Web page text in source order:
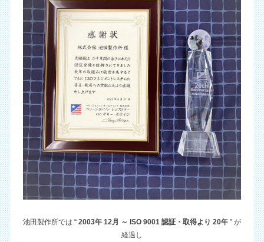
池田製作所では “ 2003年 12月 ～ ISO 9001 認証・取得より 20年 ” が
経過し